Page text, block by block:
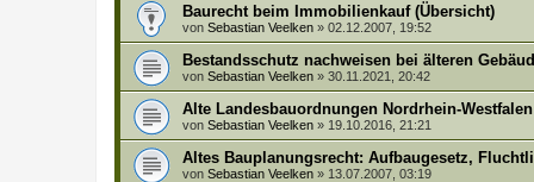
Baurecht beim Immobilienkauf (Übersicht)
von Sebastian Veelken » 02.12.2007, 19:52
Bestandsschutz nachweisen bei älteren
von Sebastian Veelken » 30.11.2021, 20:42
Alte Landesbauordnungen Nordrhein-Westfalen
von Sebastian Veelken » 19.10.2016, 21:21
Altes Bauplanungsrecht: Aufbaugesetz,
von Sebastian Veelken » 13.07.2007, 03:19